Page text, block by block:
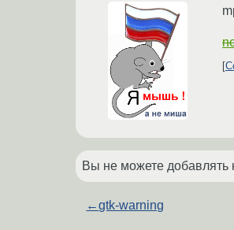
Вы не можете добавлять
←gtk-warning